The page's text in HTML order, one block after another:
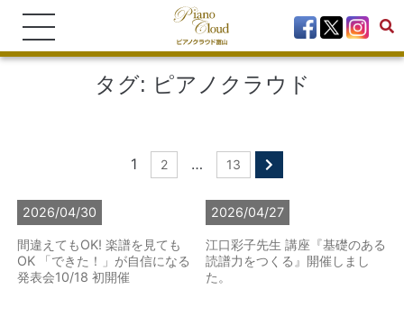
タグ: ピアノクラウド
1 2 … 13
2026/04/30
間違えてもOK! 楽譜を見ても
OK 「できた！」が自信になる
発表会10/18 初開催
2026/04/27
江口彩子先生 講座『基礎のある
読譜力をつくる』開催しまし
た。